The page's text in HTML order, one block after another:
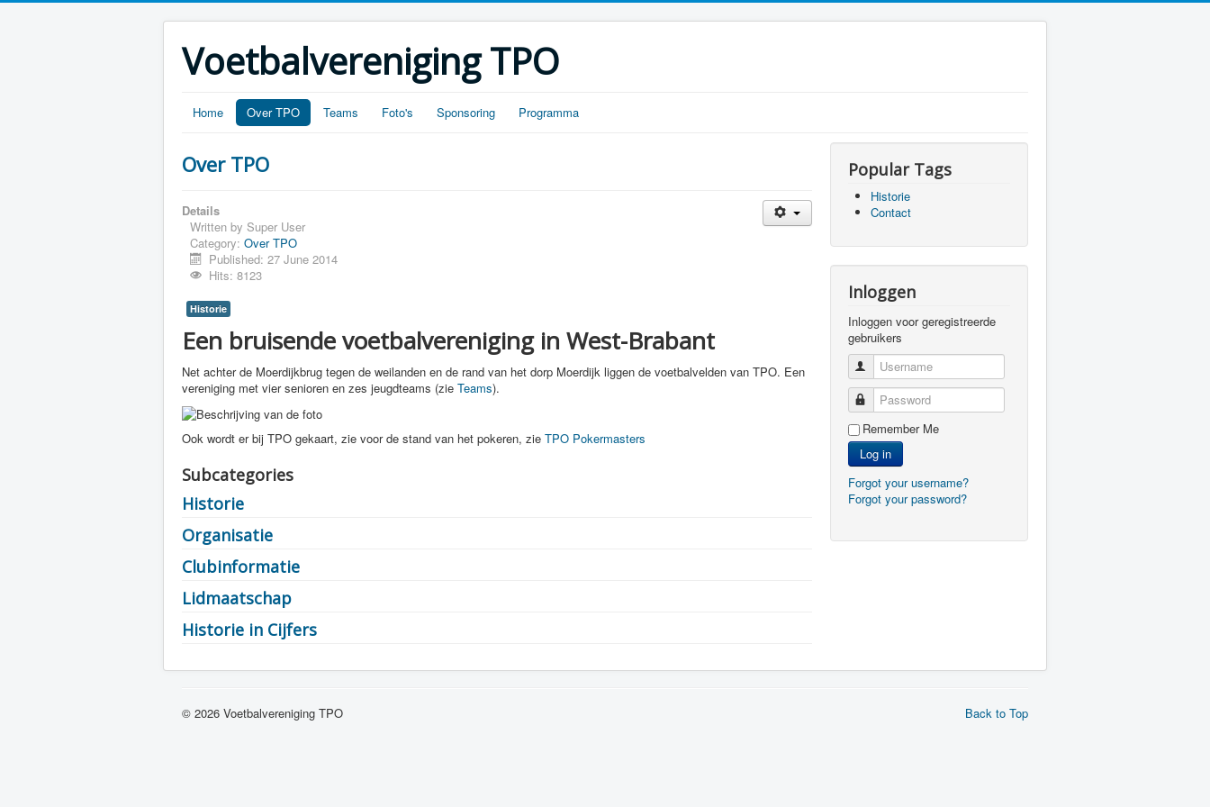
Voetbalvereniging TPO
Home Over TPO Teams Foto's Sponsoring Programma
Over TPO
Details
Written by Super User
Category: Over TPO
Published: 27 June 2014
Hits: 8123
Historie
Een bruisende voetbalvereniging in West-Brabant
Net achter de Moerdijkbrug tegen de weilanden en de rand van het dorp Moerdijk liggen de voetbalvelden van TPO. Een
vereniging met vier senioren en zes jeugdteams (zie Teams).
Ook wordt er bij TPO gekaart, zie voor de stand van het pokeren, zie TPO Pokermasters
Subcategories
Historie
Organisatie
Clubinformatie
Lidmaatschap
Historie in Cijfers
Popular Tags
Historie
Contact
Inloggen
Inloggen voor geregistreerde
gebruikers
Username
Password
Remember Me
Log in
Forgot your username?
Forgot your password?
Back to Top
© 2026 Voetbalvereniging TPO